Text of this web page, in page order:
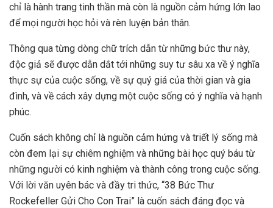
chỉ là hành trang tinh thần mà còn là nguồn cảm hứng lớn lao
để mọi người học hỏi và rèn luyện bản thân.
Thông qua từng dòng chữ trích dẫn từ những bức thư này,
độc giả sẽ được dẫn dắt tới những suy tư sâu xa về ý nghĩa
thực sự của cuộc sống, về sự quý giá của thời gian và gia
đình, và về cách xây dựng một cuộc sống có ý nghĩa và hạnh
phúc.
Cuốn sách không chỉ là nguồn cảm hứng và triết lý sống mà
còn đem lại sự chiêm nghiệm và những bài học quý báu từ
những người có kinh nghiệm và thành công trong cuộc sống.
Với lời văn uyên bác và đầy tri thức, “38 Bức Thư
Rockefeller Gửi Cho Con Trai” là cuốn sách đáng đọc và